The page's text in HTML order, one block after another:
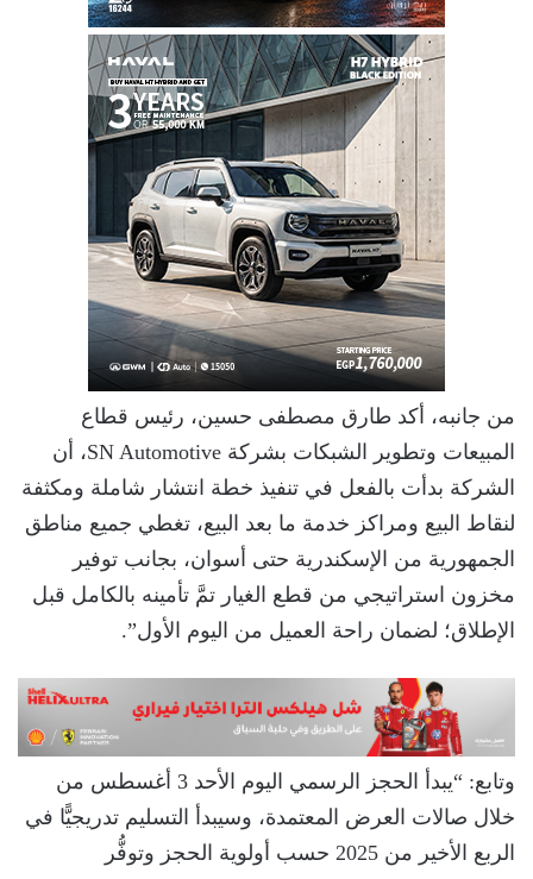
من جانبه، أكد طارق مصطفى حسين، رئيس قطاع
المبيعات وتطوير الشبكات بشركة SN Automotive، أن
الشركة بدأت بالفعل في تنفيذ خطة انتشار شاملة ومكثفة
لنقاط البيع ومراكز خدمة ما بعد البيع، تغطي جميع مناطق
الجمهورية من الإسكندرية حتى أسوان، بجانب توفير
مخزون استراتيجي من قطع الغيار تمَّ تأمينه بالكامل قبل
الإطلاق؛ لضمان راحة العميل من اليوم الأول”.
وتابع: “يبدأ الحجز الرسمي اليوم الأحد 3 أغسطس من
خلال صالات العرض المعتمدة، وسيبدأ التسليم تدريجيًّا في
الربع الأخير من 2025 حسب أولوية الحجز وتوفُّر